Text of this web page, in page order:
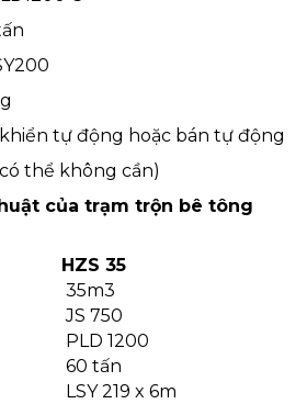
tự động hoặc bán tự động
thể không cần)
của trạm trộn bê tông
HZS 35
35m3
JS 750
PLD 1200
60 tấn
LSY 219 x 6m